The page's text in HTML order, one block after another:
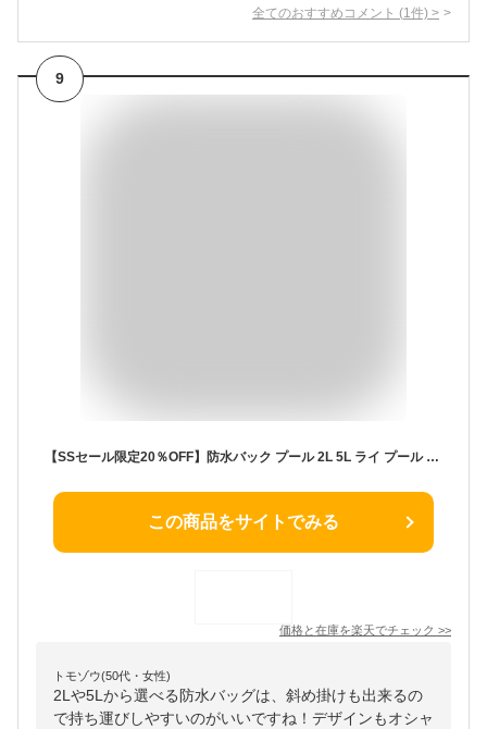
全てのおすすめコメント (1 件) >
9
【SSセール限定20％OFF】防水バック プール 2L 5L ライ プール ダイビングバッグ 防水ポーチ ポーチ スタッフバッグ 斜めがけバッグ 海 レジャー 完全防水 バック カヤック ビーチバッグ 海 プールバック
この商品をサイトでみる
価格と在庫を楽天でチェック >>
トモゾウ(50代・女性)
2Lや5Lから選べる防水バッグは、斜め掛けも出来るの
で持ち運びしやすいのがいいですね！デザインもオシャ